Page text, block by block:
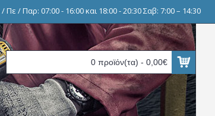
/ Παρ: 07:00 - 16:00 και 18:00 - 20:30 Σαβ: 7:00 – 14:30
0 προϊόν(τα) - 0,00€